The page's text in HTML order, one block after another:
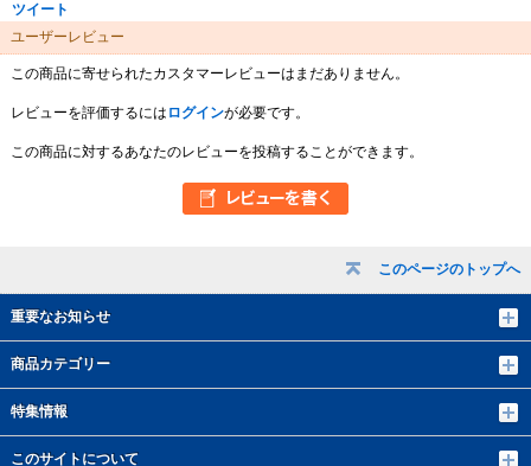
このページのトップへ
重要なお知らせ
商品カテゴリー
特集情報
このサイトについて
ツイート
ユーザーレビュー
この商品に寄せられたカスタマーレビューはまだありません。
レビューを評価するには ログインが必要です。
この商品に対するあなたのレビューを投稿することができます。